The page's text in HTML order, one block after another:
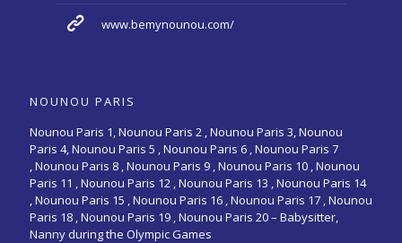
www.bemynounou.com/
NOUNOU PARIS
Nounou Paris 1,Nounou Paris 2 ,Nounou Paris 3,Nounou
Paris 4,Nounou Paris 5 ,Nounou Paris 6 ,Nounou Paris 7
,Nounou Paris 8 ,Nounou Paris 9 ,Nounou Paris 10 ,Nounou
Paris 11 ,Nounou Paris 12 ,Nounou Paris 13 ,Nounou Paris 14
,Nounou Paris 15 ,Nounou Paris 16 , Nounou Paris 17 , Nounou
Paris 18 , Nounou Paris 19 , Nounou Paris 20 – Babysitter,
Nanny during the Olympic Games